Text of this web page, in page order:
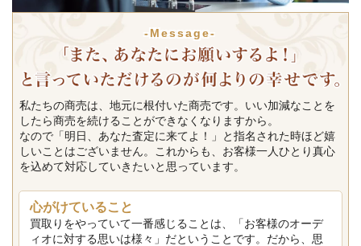
-Message-
私たちの商売は、地元に根付いた商売です。いい加減なことを
したら商売を続けることができなくなりますから。
なので「明日、あなた査定に来てよ！」と指名された時ほど嬉
しいことはございません。これからも、お客様一人ひとり真心
を込めて対応していきたいと思っています。
心がけていること
買取りをやっていて一番感じることは、「お客様のオーデ
ィオに対する思いは様々」だということです。だから、思